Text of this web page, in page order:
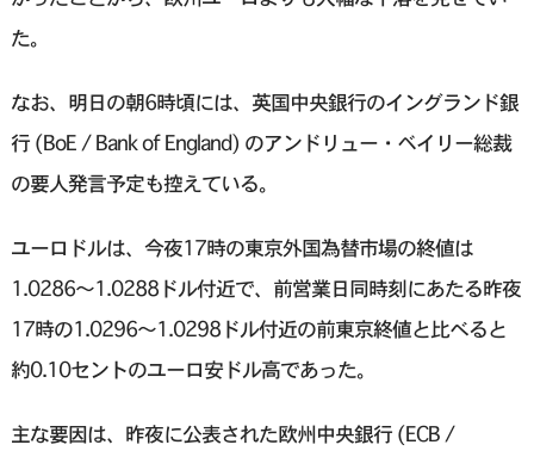
た。
なお、明日の朝6時頃には、英国中央銀行のイングランド銀
行 (BoE / Bank of England) のアンドリュー・ベイリー総裁
の要人発言予定も控えている。
ユーロドルは、今夜17時の東京外国為替市場の終値は
1.0286〜1.0288ドル付近で、前営業日同時刻にあたる昨夜
17時の1.0296〜1.0298ドル付近の前東京終値と比べると
約0.10セントのユーロ安ドル高であった。
主な要因は、昨夜に公表された欧州中央銀行 (ECB /